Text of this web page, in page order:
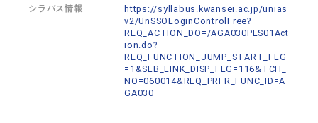
シラバス情報
https://syllabus.kwansei.ac.jp/unias
v2/UnSSOLoginControlFree?
REQ_ACTION_DO=/AGA030PLS01Act
ion.do?
REQ_FUNCTION_JUMP_START_FLG
=1&SLB_LINK_DISP_FLG=116&TCH_
NO=060014&REQ_PRFR_FUNC_ID=A
GA030